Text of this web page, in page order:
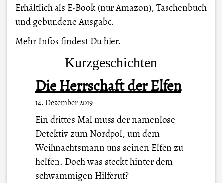
Erhältlich als E-Book (nur Amazon), Taschenbuch
und gebundene Ausgabe.
Mehr Infos findest Duhier.
Kurzgeschichten
Die Herrschaft der Elfen
14. Dezember 2019
Ein drittes Mal muss der namenlose
Detektiv zum Nordpol, um dem
Weihnachtsmann uns seinen Elfen zu
helfen. Doch was steckt hinter dem
schwammigen Hilferuf?